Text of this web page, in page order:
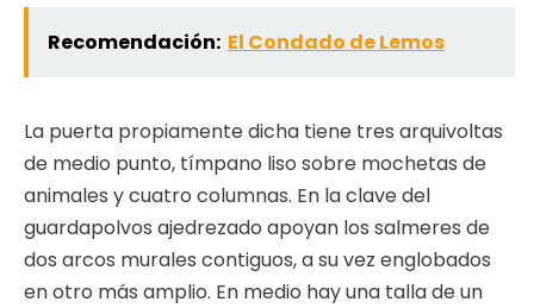
Recomendación: El Condado de Lemos
La puerta propiamente dicha tiene tres arquivoltas
de medio punto, tímpano liso sobre mochetas de
animales y cuatro columnas. En la clave del
guardapolvos ajedrezado apoyan los salmeres de
dos arcos murales contiguos, a su vez englobados
en otro más amplio. En medio hay una talla de un